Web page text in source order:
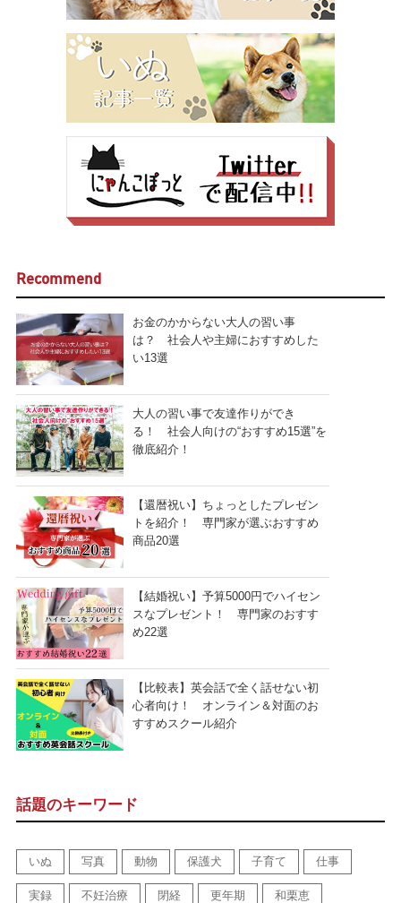
Recommend
お金のかからない大人の習い事
は？ 社会人や主婦におすすめした
い13選
大人の習い事で友達作りができ
る！ 社会人向けの“おすすめ15選”を
徹底紹介！
【還暦祝い】ちょっとしたプレゼン
トを紹介！ 専門家が選ぶおすすめ
商品20選
【結婚祝い】予算5000円でハイセン
スなプレゼント！ 専門家のおすす
め22選
【比較表】英会話で全く話せない初
心者向け！ オンライン＆対面のお
すすめスクール紹介
話題のキーワード
いぬ 写真 動物 保護犬 子育て 仕事
実録 不妊治療 閉経 更年期 和栗恵